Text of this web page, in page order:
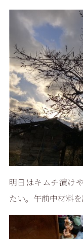
明日はキムチ漬け
たい。午前中材料